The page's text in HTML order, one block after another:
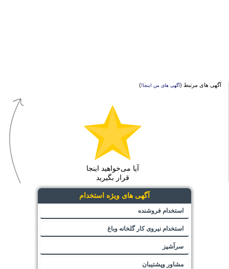
آگهی های مرتبط (آگهی های من اینجا!)
آیا می‌خواهید اینجا
قرار بگیرید
آگهی های ویژه استخدام
استخدام فروشنده
استخدام نیروی کار گلخانه وباغ
سرآشپز
مشاور وپشتیبان